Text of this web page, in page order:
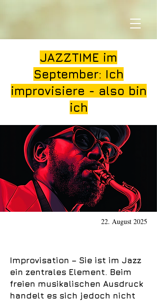
JAZZTIME im
September: Ich
improvisiere - also bin
ich
22. August 2025
Improvisation – Sie ist im Jazz
ein zentrales Element. Beim
freien musikalischen Ausdruck
handelt es sich jedoch nicht